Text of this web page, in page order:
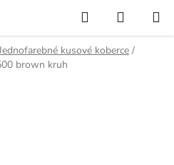
Hľadať
KOŠÍK
kusové koberce /
brown kruh